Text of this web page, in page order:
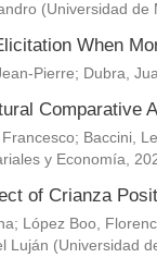
(Universidad de
When
Pierre; Dubra,
Comparative
; Baccini,
y Economía,
of Crianza
; López Boo,
Luján (Universidad